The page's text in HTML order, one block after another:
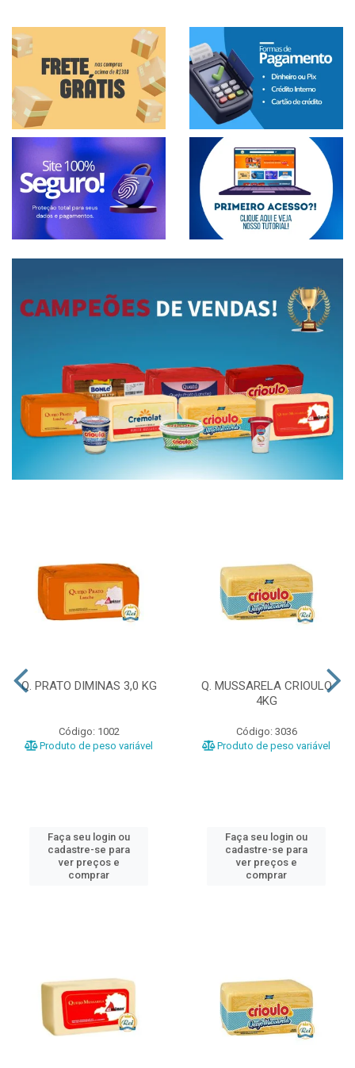
Q. PRATO DIMINAS 3,0 KG
Código: 1002
Produto de peso variável
Faça seu login ou
cadastre-se para
ver preços e
comprar
Q. MUSSARELA CRIOULO
4KG
Código: 3036
Produto de peso variável
Faça seu login ou
cadastre-se para
ver preços e
comprar